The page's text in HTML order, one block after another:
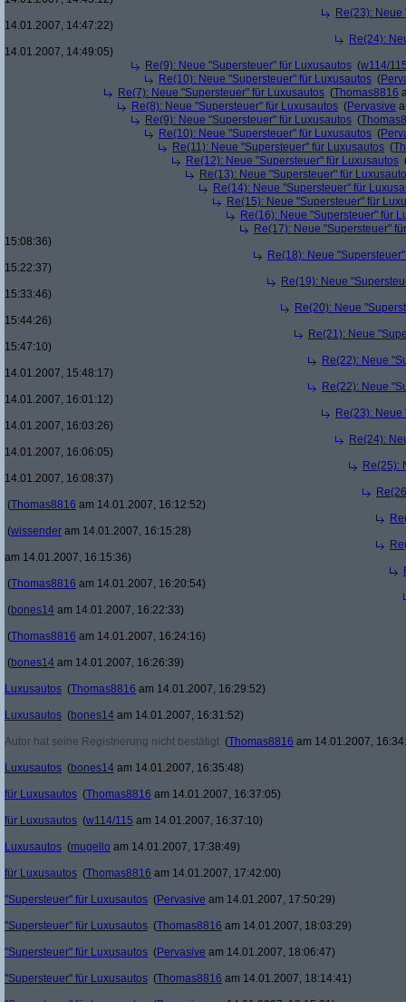
Re(23):
14.01.2007, 14:47:22)
Re(24):
14.01.2007, 14:49:05)
Re(9): Neue "Supersteuer" für Luxusautos (w114/
Re(10): Neue "Supersteuer" für Luxusautos (
Re(7): Neue "Supersteuer" für Luxusautos (Thomas8816
Re(8): Neue "Supersteuer" für Luxusautos (Pervasive
Re(9): Neue "Supersteuer" für Luxusautos (
Re(10): Neue "Supersteuer" für Luxusautos (
Re(11): Neue "Supersteuer" für Luxusautos (
Re(12): Neue "Supersteuer" für Luxusautos
Re(13): Neue "Supersteuer" für
Re(14): Neue "Supersteuer" für
Re(15): Neue "Supersteuer" für
Re(16): Neue "Supersteuer" für
Re(17): Neue "Supersteuer"
15:08:36)
Re(18): Neue
15:22:37)
Re(19): Neue
15:33:46)
Re(20): Neue
15:44:26)
Re(21): Neue
15:47:10)
Re(22): Neue
14.01.2007, 15:48:17)
Re(22): Neue
14.01.2007, 16:01:12)
Re(23):
14.01.2007, 16:03:26)
Re(24):
14.01.2007, 16:06:05)
Re(25):
14.01.2007, 16:08:37)
(Thomas8816 am 14.01.2007, 16:12:52)
(wissender am 14.01.2007, 16:15:28)
am 14.01.2007, 16:15:36)
(Thomas8816 am 14.01.2007, 16:20:54)
(bones14 am 14.01.2007, 16:22:33)
(Thomas8816 am 14.01.2007, 16:24:16)
(bones14 am 14.01.2007, 16:26:39)
Luxusautos (Thomas8816 am 14.01.2007, 16:29:52)
Luxusautos (bones14 am 14.01.2007, 16:31:52)
Autor hat seine Registrierung nicht bestätigt (Thomas8816 am 14.01.2007,
Luxusautos (bones14 am 14.01.2007, 16:35:48)
für Luxusautos (Thomas8816 am 14.01.2007, 16:37:05)
für Luxusautos (w114/115 am 14.01.2007, 16:37:10)
Luxusautos (mugello am 14.01.2007, 17:38:49)
für Luxusautos (Thomas8816 am 14.01.2007, 17:42:00)
"Supersteuer" für Luxusautos (Pervasive am 14.01.2007, 17:50:29)
"Supersteuer" für Luxusautos (Thomas8816 am 14.01.2007, 18:03:29)
"Supersteuer" für Luxusautos (Pervasive am 14.01.2007, 18:06:47)
"Supersteuer" für Luxusautos (Thomas8816 am 14.01.2007, 18:14:41)